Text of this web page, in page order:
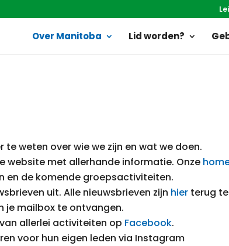
Over Manitoba Lid worden?
te weten over wie we zijn en wat we doen.
website met allerhande informatie. Onze
en de komende groepsactiviteiten.
uit. Alle nieuwsbrieven zijn hierterug te
je mailbox te ontvangen.
allerlei activiteiten op Facebook.
voor hun eigen leden via Instagram